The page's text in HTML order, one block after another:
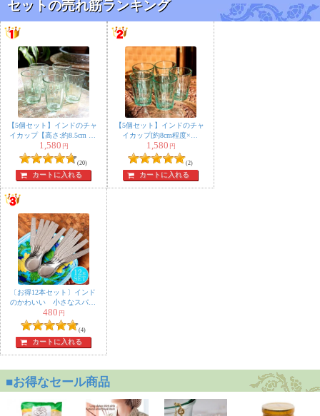
セットの売れ筋ランキング
【5個セット】インドのチャ
イカップ【高さ:約8.5cm 直
径:約6cm 容量：約110ml】
1,580 円
(20)
カートに入れる
【5個セット】インドのチャ
イカップ[約8cm程度×直
径：約5.8cm]
1,580 円
(2)
カートに入れる
〔お得12本セット〕インド
のかわいい 小さなスパイ
ススプーン 約10.8cm ミニ
デザートスプーン
480 円
(4)
カートに入れる